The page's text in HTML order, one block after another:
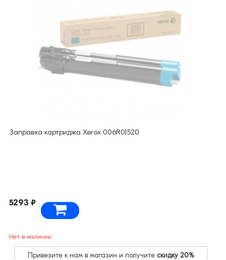
Заправка картриджа Xerox 006R01520
5293 ₽
Нет в наличии
Привезите к нам в магазин и получите скидку 20%